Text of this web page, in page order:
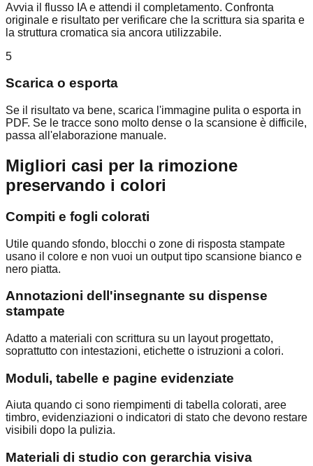
Avvia il flusso IA e attendi il completamento. Confronta
originale e risultato per verificare che la scrittura sia sparita e
la struttura cromatica sia ancora utilizzabile.
5
Scarica o esporta
Se il risultato va bene, scarica l'immagine pulita o esporta in
PDF. Se le tracce sono molto dense o la scansione è difficile,
passa all'elaborazione manuale.
Migliori casi per la rimozione
preservando i colori
Compiti e fogli colorati
Utile quando sfondo, blocchi o zone di risposta stampate
usano il colore e non vuoi un output tipo scansione bianco e
nero piatta.
Annotazioni dell'insegnante su dispense
stampate
Adatto a materiali con scrittura su un layout progettato,
soprattutto con intestazioni, etichette o istruzioni a colori.
Moduli, tabelle e pagine evidenziate
Aiuta quando ci sono riempimenti di tabella colorati, aree
timbro, evidenziazioni o indicatori di stato che devono restare
visibili dopo la pulizia.
Materiali di studio con gerarchia visiva